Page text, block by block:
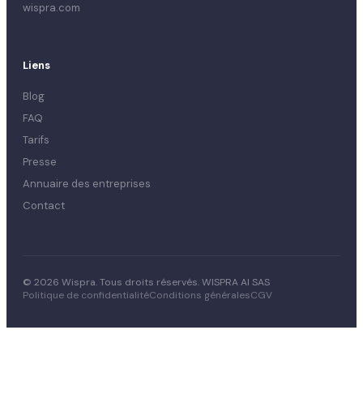
wispra.com
Liens
Blog
FAQ
Tarifs
Presse
Annuaire des entreprises
Contact
© 2026 Wispra. Tous droits réservés. WISPRA AI SAS
Politique de confidentialitéConditions généralesCGV